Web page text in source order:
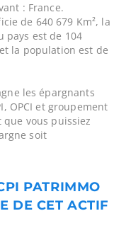
: France.
de 640 679 Km², la
pays est de 104
la population est de
les épargnants
OPCI et groupement
vous puissiez
soit
PATRIMMO
DE CET ACTIF